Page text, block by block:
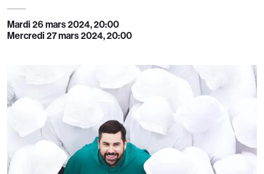
Mardi 26 mars 2024, 20:00
Mercredi 27 mars 2024, 20:00